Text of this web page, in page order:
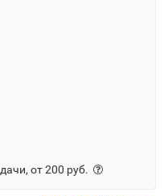
от 200 руб.